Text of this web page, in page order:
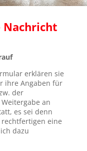
Nachricht
erklären sie
ihre Angaben für
der
an
es sei denn
eine
dazu